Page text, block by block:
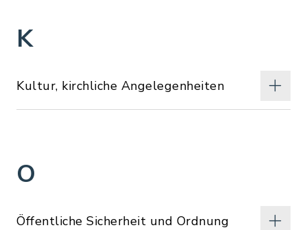
K
Kultur, kirchliche Angelegenheiten
O
Öffentliche Sicherheit und Ordnung